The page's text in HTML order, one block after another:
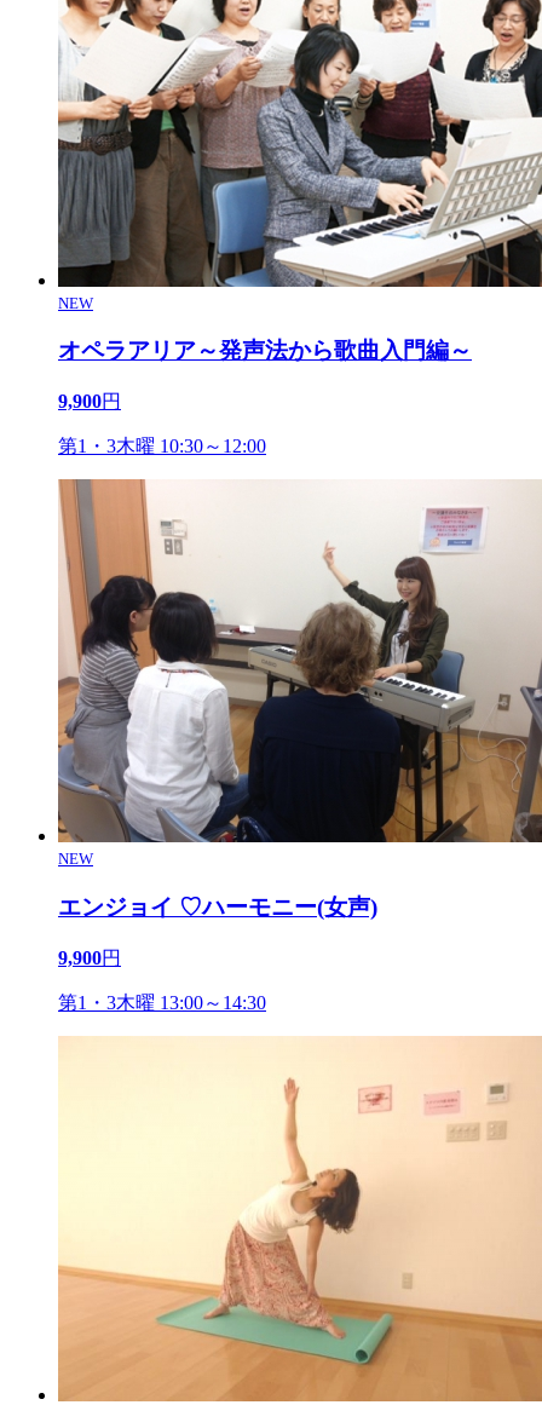
NEW
オペラアリア～発声法から歌曲入門編～
9,900円
第1・3木曜 10:30～12:00
NEW
エンジョイ ♡ハーモニー(女声)
9,900円
第1・3木曜 13:00～14:30